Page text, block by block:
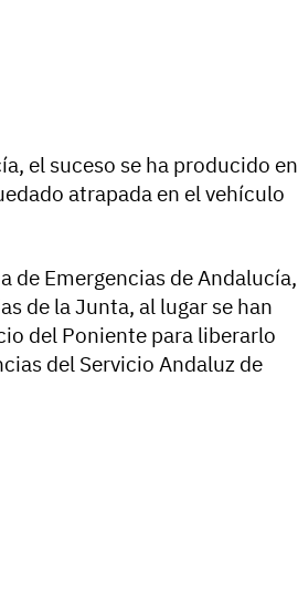
el suceso se ha producido en
atrapada en el vehículo
de Emergencias de Andalucía,
de la Junta, al lugar se han
del Poniente para liberarlo
del Servicio Andaluz de